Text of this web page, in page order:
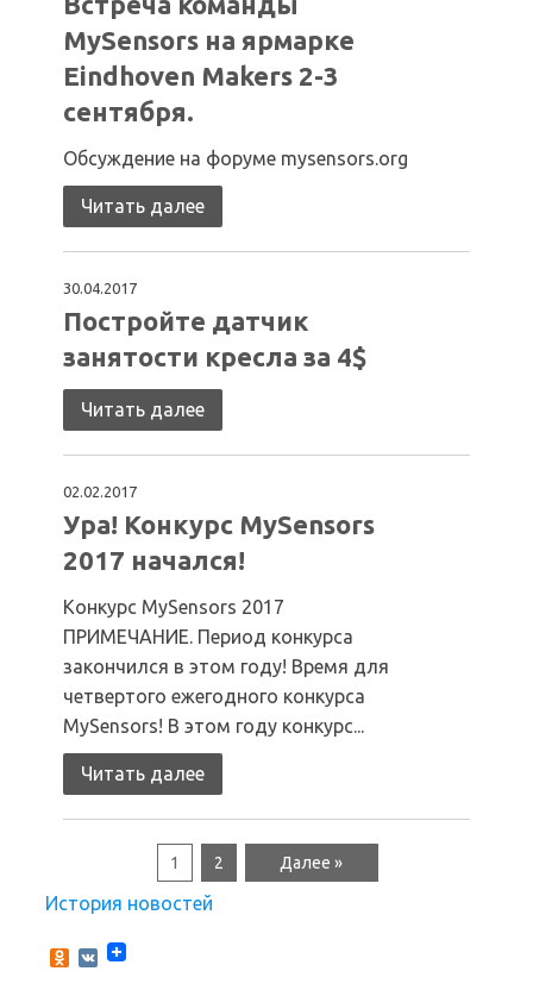
MySensors на ярмарке
Eindhoven Makers 2-3
сентября.
Обсуждение на форуме mysensors.org
Читать далее
30.04.2017
Постройте датчик
занятости кресла за 4$
Читать далее
02.02.2017
Ура! Конкурс MySensors
2017 начался!
Конкурс MySensors 2017
ПРИМЕЧАНИЕ. Период конкурса
закончился в этом году! Время для
четвертого ежегодного конкурса
MySensors! В этом году конкурс...
Читать далее
1 2 Далее »
История новостей
O
V